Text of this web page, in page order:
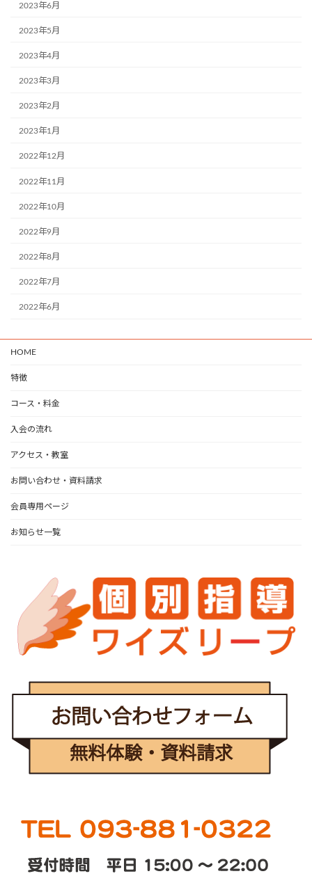
2023年6月
2023年5月
2023年4月
2023年3月
2023年2月
2023年1月
2022年12月
2022年11月
2022年10月
2022年9月
2022年8月
2022年7月
2022年6月
HOME
特徴
コース・料金
入会の流れ
アクセス・教室
お問い合わせ・資料請求
会員専用ページ
お知らせ一覧